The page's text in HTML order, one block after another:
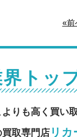
«前
トッ
よりも高く買い
買取専門店 リカ